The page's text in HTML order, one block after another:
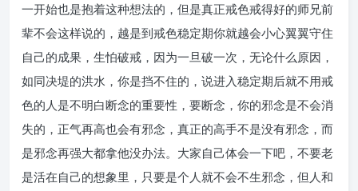
一开始也是抱着这种想法的，但是真正戒色戒得好的师兄前
辈不会这样说的，越是到戒色稳定期你就越会小心翼翼守住
自己的成果，生怕破戒，因为一旦破一次，无论什么原因，
如同决堤的洪水，你是挡不住的，说进入稳定期后就不用戒
色的人是不明白断念的重要性，要断念，你的邪念是不会消
失的，正气再高也会有邪念，真正的高手不是没有邪念，而
是邪念再强大都拿他没办法。大家自己体会一下吧，不要老
是活在自己的想象里，只要是个人就不会不生邪念，但人和